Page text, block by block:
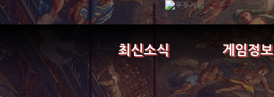
최신소식 게임정보